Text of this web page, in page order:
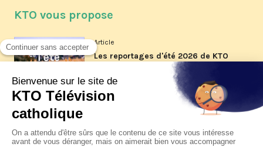
KTO vous propose
Article
Les reportages d'été 2026 de KTO
Article
La visite pastorale du pape Léon
XIV à Assise à suivre sur KTO le